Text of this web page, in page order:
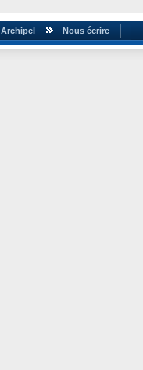
Archipel Nous écrire